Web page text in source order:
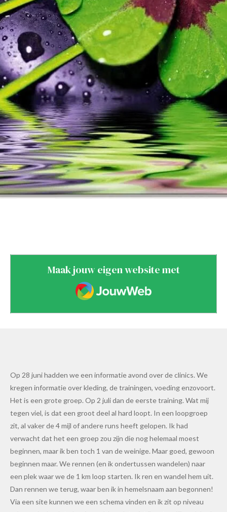
Maak jouw eigen website met
JouwWeb
Op 28 juni hadden we een informatie avond over de clinics. We
kregen informatie over kleding, de trainingen, voeding enzovoort.
Het is een grote groep. Op 2 juli dan de eerste training. Wat mij
tegen viel, is dat een groot deel al hard loopt. In een loopgroep
zit, al vaker de 4 mijl of andere runs heeft gelopen. Ik had
verwacht dat het een groep zou zijn die nog helemaal moest
beginnen, maar ik ben toch 1 van de weinige. Maar goed, gewoon
beginnen maar. We rennen (en ik ondertussen wandelen) naar
een plek waar we de 1 km loop starten. Ik ren en wandel hem uit.
Dan rennen we terug, waar ben ik in hemelsnaam aan begonnen!
Via een site kunnen we een schema vinden en ik zit op niveau